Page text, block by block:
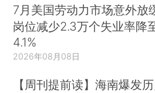
7月美国劳动力市场意外放
岗位减少2.3万个失业率降
4.1%
2026年08月08日
【周刊提前读】海南爆发